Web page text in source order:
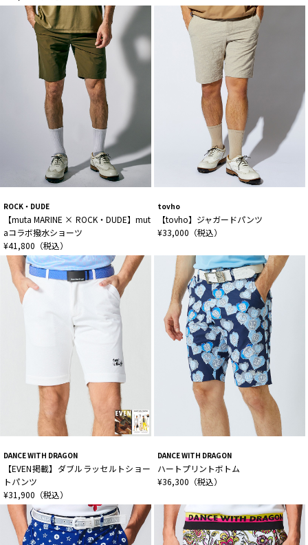
ROCK・DUDE
【muta MARINE × ROCK・DUDE】mut
aコラボ撥水ショーツ
¥41,800（税込）
tovho
【tovho】ジャガードパンツ
¥33,000（税込）
DANCE WITH DRAGON
【EVEN掲載】ダブルラッセルトショー
トパンツ
¥31,900（税込）
DANCE WITH DRAGON
ハートプリントボトム
¥36,300（税込）